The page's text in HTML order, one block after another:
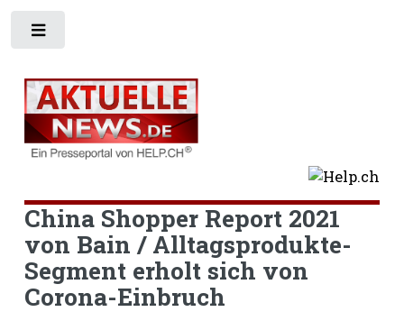
China Shopper Report 2021
von Bain / Alltagsprodukte-
Segment erholt sich von
Corona-Einbruch